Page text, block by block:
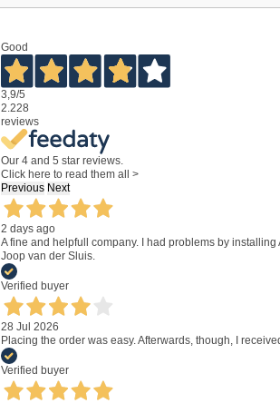
Good
3,9/5
2.228
reviews
Our 4 and 5 star reviews.
Click here to read them all >
Previous Next
2 days ago
A fine and helpfull company. I had problems by
Joop van der Sluis.
Verified buyer
28 Jul 2026
Placing the order was easy. Afterwards, though, I
Verified buyer